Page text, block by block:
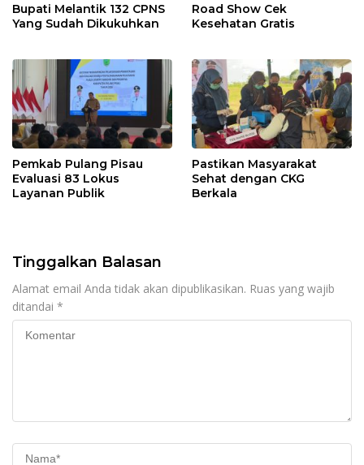
Bupati Melantik 132 CPNS
Yang Sudah Dikukuhkan
Road Show Cek
Kesehatan Gratis
Pemkab Pulang Pisau
Evaluasi 83 Lokus
Layanan Publik
Pastikan Masyarakat
Sehat dengan CKG
Berkala
Tinggalkan Balasan
Alamat email Anda tidak akan dipublikasikan. Ruas yang wajib
ditandai *